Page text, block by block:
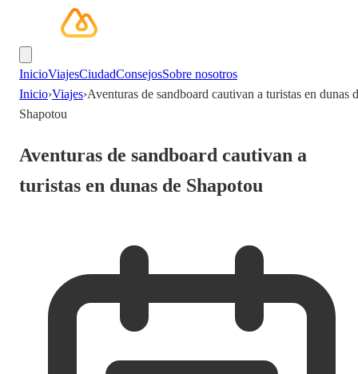
InicioViajesCiudadConsejosSobre nosotros
Inicio›Viajes›Aventuras de sandboard cautivan a turistas en dunas
Shapotou
Aventuras de sandboard cautivan a
turistas en dunas de Shapotou